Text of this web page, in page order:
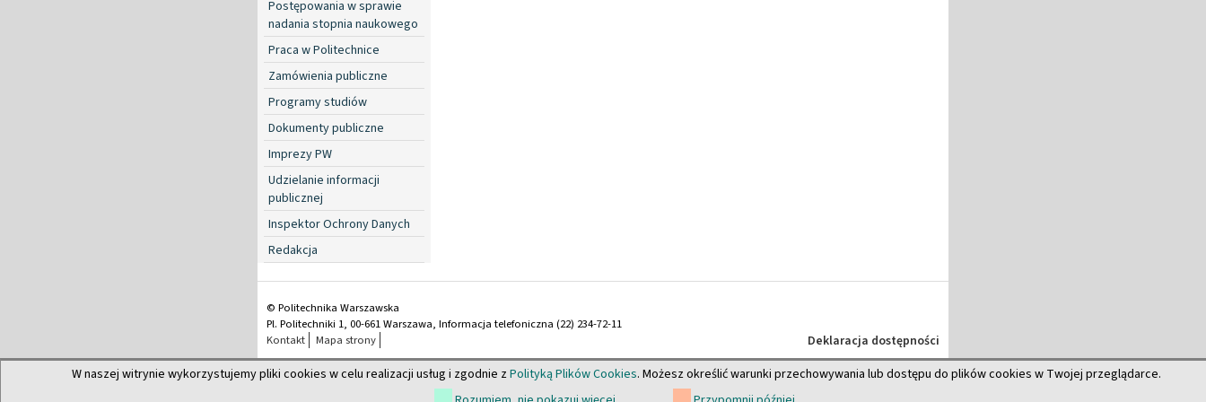
W naszej witrynie wykorzystujemy pliki cookies w celu realizacji usług i zgodnie zPolityką Plików Cookies. Możesz określić warunki przechowywania lub dostępu do plików cookies w Twojej przeglądarce.
Postępowania w sprawie
nadania stopnia naukowego
Praca w Politechnice
Zamówienia publiczne
Programy studiów
Dokumenty publiczne
Imprezy PW
Udzielanie informacji
publicznej
Inspektor Ochrony Danych
Redakcja
© Politechnika Warszawska
Pl. Politechniki 1, 00-661 Warszawa, Informacja telefoniczna (22) 234-72-11
Kontakt
Mapa strony Deklaracja dostępności